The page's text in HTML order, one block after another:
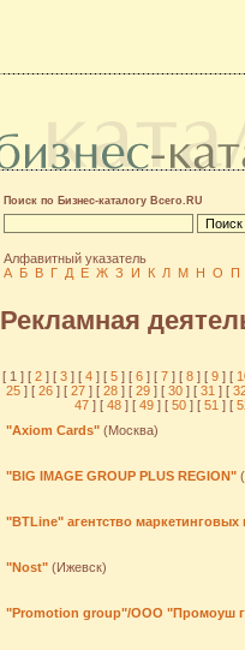
Поиск по Бизнес-каталогу Всего.RU
Алфавитный указатель
А Б В Г Д Е Ж З И К Л М Н О П
Рекламная
[ 1 ] [ 2 ] [ 3 ] [ 4 ] [ 5 ] [ 6 ] [ 7 ] [ 8 ] [ 9 ] [
25 ] [26 ] [27 ] [28 ] [29 ] [30 ] [31 ] [
47 ] [48 ] [49 ] [50 ] [51 ] [
"Axiom Cards" (Москва)
"BIG IMAGE GROUP PLUS REGION"
"BTLine" агентство
"Nost" (Ижевск)
"Promotion group"/ООО "Промоуш